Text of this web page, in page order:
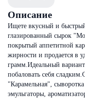
Описание
Ищете вкусный и
глазированный сырок
покрытый аппетитной
жирности и продается в
грамм.Идеальный
побаловать себя
"Карамельная",
эмульгаторы,